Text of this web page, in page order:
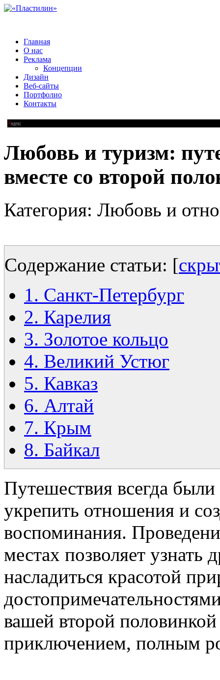
Главная
О нас
Реклама
Концепции
Дизайн
Веб-сайты
Портфолио
Контакты
Любовь и туризм:
вместе со второй
Категория: Любовь и
Содержание статьи: [
1. Санкт-Петербург
2. Карелия
3. Золотое кольцо
4. Великий Устюг
5. Кавказ
6. Алтай
7. Крым
8. Байкал
Путешествия всегда
укрепить отношения и
воспоминания.
местах позволяет узнать
насладиться красотой
вашей второй
приключением, полным